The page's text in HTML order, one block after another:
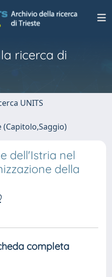
ricerca di
UNITS
dell'Istria nel
della
completa